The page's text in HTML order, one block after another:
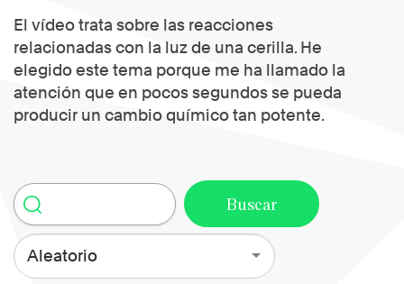
El vídeo trata sobre las reacciones
relacionadas con la luz de una cerilla. He
elegido este tema porque me ha llamado la
atención que en pocos segundos se pueda
producir un cambio químico tan potente.
Aleatorio